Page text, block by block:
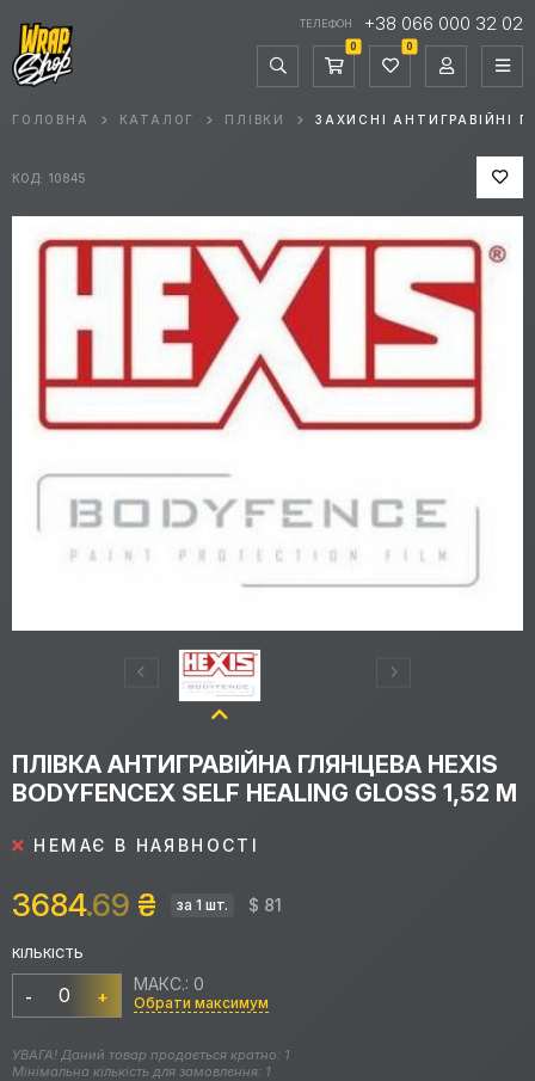
ТЕЛЕФОН +38 066 000 32 02
0 0
ГОЛОВНА КАТАЛОГ ПЛІВКИ ЗАХИСНІ АНТИГРАВІЙНІ
ПЛІВКА АНТИГРАВІЙНА ГЛЯНЦЕВА HEXIS
BODYFENCEX SELF HEALING GLOSS 1,52 М
НЕМАЄ В НАЯВНОСТІ
3684.69 ₴ за 1 шт. $ 81
КІЛЬКІСТЬ
- +
МАКС.: 0
Обрати максимум
УВАГА! Даний товар продається кратно: 1
Мінімальна кількість для замовлення: 1
КОД: 10845